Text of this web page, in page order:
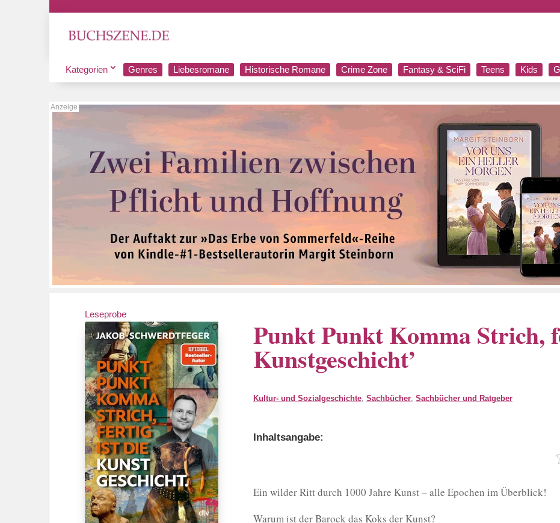
Kategorien Genres Liebesromane Historische Romane Crime Zone Fantasy & SciFi Teens Kids
Leseprobe
Punkt Punkt Komma Strich,
Kunstgeschicht’
Kultur- und Sozialgeschichte,Sachbücher,Sachbücher und Ratgeber
Inhaltsangabe:
Ein wilder Ritt durch 1000 Jahre Kunst – alle Epochen im Überblick!
Warum ist der Barock das Koks der Kunst?